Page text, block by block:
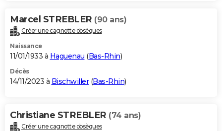
Marcel STREBLER (90 ans)
Créer une cagnotte obsèques
Naissance
11/01/1933 à Haguenau (Bas-Rhin)
Décès
14/11/2023 à Bischwiller(Bas-Rhin)
Christiane STREBLER (74 ans)
Créer une cagnotte obsèques